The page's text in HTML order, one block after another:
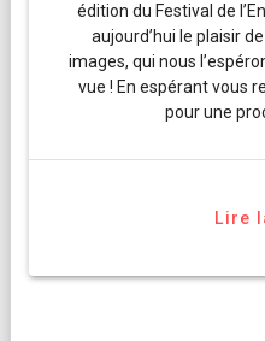
édition du Festival de
aujourd’hui le plaisir
images, qui nous
vue ! En espérant vous
pour une
Lire